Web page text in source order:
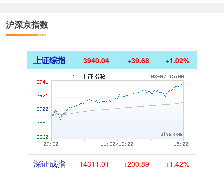
沪深京指数
上证综指 3940.04 +39.68 +1.02%
深证成指 14311.01 +200.89 +1.42%